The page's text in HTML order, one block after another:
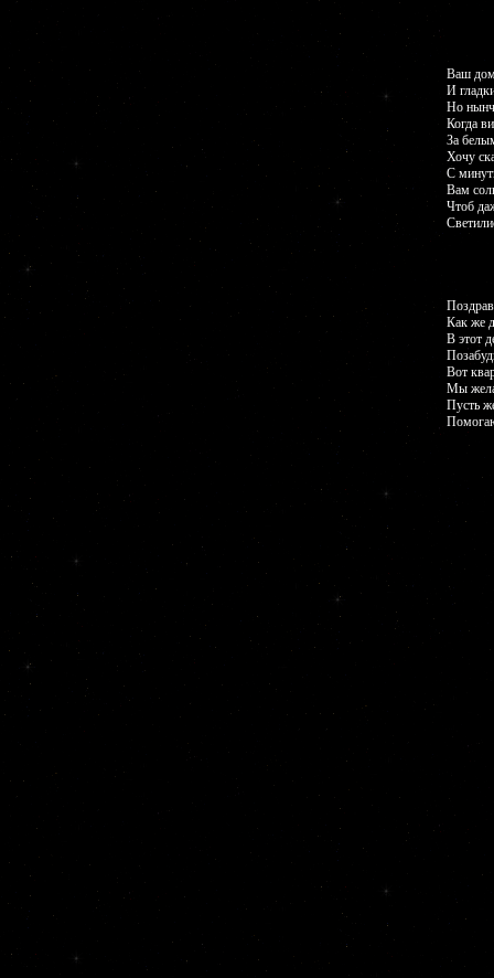
Ваш дом
И
Но
Когда
За
Хочу
С
Вам
Чтоб
Как же
В этот
Вот
Мы
Пусть